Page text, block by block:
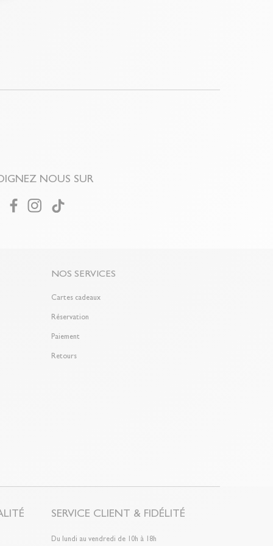
NOUS SUR
NOS SERVICES
Cartes cadeaux
Réservation
Paiement
Retours
SERVICE CLIENT & FIDÉLITÉ
Du lundi au vendredi de 10h à 18h